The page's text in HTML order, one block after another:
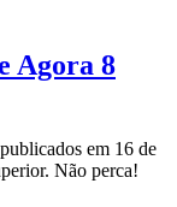
Agora 8
em 16 de
Não perca!